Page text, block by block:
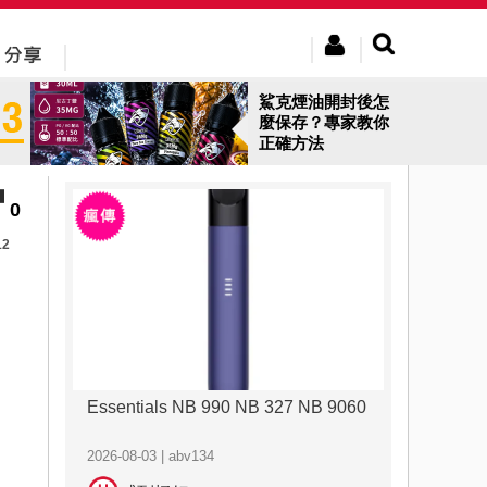
鯊克煙油開封後怎
麼保存？專家教你
正確方法
0
Essentials NB 990 NB 327 NB 9060
2026-08-03 | abv134